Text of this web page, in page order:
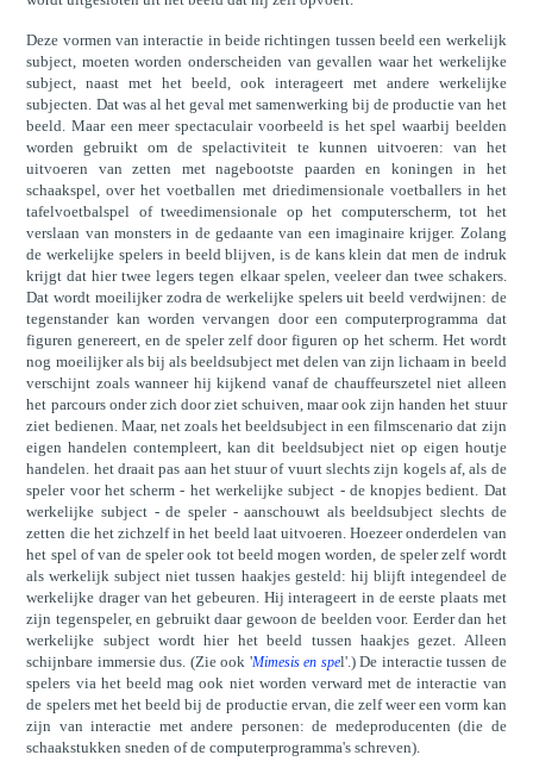
Deze vormen van interactie in beide richtingen tussen beeld een werkelijk
subject, moeten worden onderscheiden van gevallen waar het werkelijke
subject, naast met het beeld, ook interageert met andere werkelijke
subjecten. Dat was al het geval met samenwerking bij de productie van het
beeld. Maar een meer spectaculair voorbeeld is het spel waarbij beelden
worden gebruikt om de spelactiviteit te kunnen uitvoeren: van het
uitvoeren van zetten met nagebootste paarden en koningen in het
schaakspel, over het voetballen met driedimensionale voetballers in het
tafelvoetbalspel of tweedimensionale op het computerscherm, tot het
verslaan van monsters in de gedaante van een imaginaire krijger. Zolang
de werkelijke spelers in beeld blijven, is de kans klein dat men de indruk
krijgt dat hier twee legers tegen elkaar spelen, veeleer dan twee schakers.
Dat wordt moeilijker zodra de werkelijke spelers uit beeld verdwijnen: de
tegenstander kan worden vervangen door een computerprogramma dat
figuren genereert, en de speler zelf door figuren op het scherm. Het wordt
nog moeilijker als bij als beeldsubject met delen van zijn lichaam in beeld
verschijnt zoals wanneer hij kijkend vanaf de chauffeurszetel niet alleen
het parcours onder zich door ziet schuiven, maar ook zijn handen het stuur
ziet bedienen. Maar, net zoals het beeldsubject in een filmscenario dat zijn
eigen handelen contempleert, kan dit beeldsubject niet op eigen houtje
handelen. het draait pas aan het stuur of vuurt slechts zijn kogels af, als de
speler voor het scherm - het werkelijke subject - de knopjes bedient. Dat
werkelijke subject - de speler - aanschouwt als beeldsubject slechts de
zetten die het zichzelf in het beeld laat uitvoeren. Hoezeer onderdelen van
het spel of van de speler ook tot beeld mogen worden, de speler zelf wordt
als werkelijk subject niet tussen haakjes gesteld: hij blijft integendeel de
werkelijke drager van het gebeuren. Hij interageert in de eerste plaats met
zijn tegenspeler, en gebruikt daar gewoon de beelden voor. Eerder dan het
werkelijke subject wordt hier het beeld tussen haakjes gezet. Alleen
schijnbare immersie dus. (Zie ook 'Mimesis en spel'.) De interactie tussen de
spelers via het beeld mag ook niet worden verward met de interactie van
de spelers met het beeld bij de productie ervan, die zelf weer een vorm kan
zijn van interactie met andere personen: de medeproducenten (die de
schaakstukken sneden of de computerprogramma's schreven).